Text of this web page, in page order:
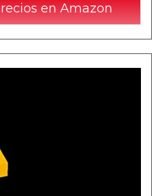
en Amazon